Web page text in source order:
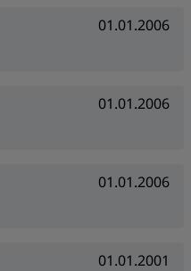
01.01.2006
01.01.2006
01.01.2006
01.01.2001